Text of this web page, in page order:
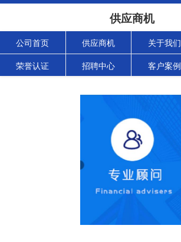
供应商机
公司首页 供应商机 关于我们
荣誉认证 招聘中心 客户案例